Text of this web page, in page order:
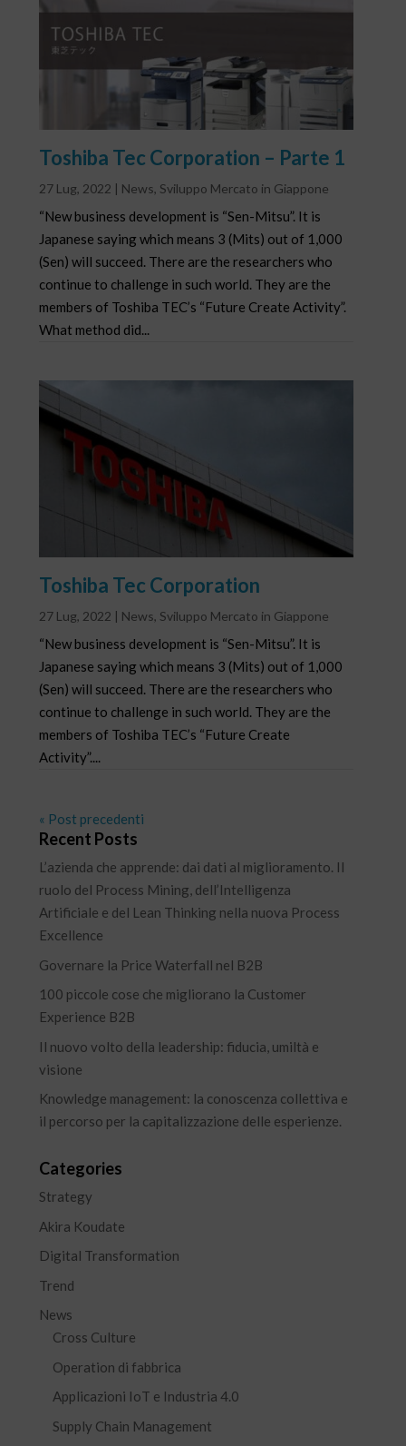
Toshiba Tec Corporation – Parte 1
27 Lug, 2022 | News, Sviluppo Mercato in Giappone
“New business development is “Sen-Mitsu”. It is
Japanese saying which means 3 (Mits) out of 1,000
(Sen) will succeed. There are the researchers who
continue to challenge in such world. They are the
members of Toshiba TEC’s “Future Create Activity”.
What method did...
Toshiba Tec Corporation
27 Lug, 2022 | News, Sviluppo Mercato in Giappone
“New business development is “Sen-Mitsu”. It is
Japanese saying which means 3 (Mits) out of 1,000
(Sen) will succeed. There are the researchers who
continue to challenge in such world. They are the
members of Toshiba TEC’s “Future Create
Activity”....
« Post precedenti
Recent Posts
L’azienda che apprende: dai dati al miglioramento. Il
ruolo del Process Mining, dell’Intelligenza
Artificiale e del Lean Thinking nella nuova Process
Excellence
Governare la Price Waterfall nel B2B
100 piccole cose che migliorano la Customer
Experience B2B
Il nuovo volto della leadership: fiducia, umiltà e
visione
Knowledge management: la conoscenza collettiva e
il percorso per la capitalizzazione delle esperienze.
Categories
Strategy
Akira Koudate
Digital Transformation
Trend
News
Cross Culture
Operation di fabbrica
Applicazioni IoT e Industria 4.0
Supply Chain Management